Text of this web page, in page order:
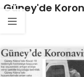
Güney'de